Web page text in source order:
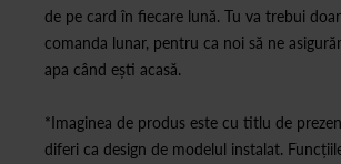
de pe card în fiecare lună. Tu va trebui
comanda lunar, pentru ca noi să ne
apa când ești acasă.
*Imaginea de produs este cu titlu de
diferi ca design de modelul instalat.